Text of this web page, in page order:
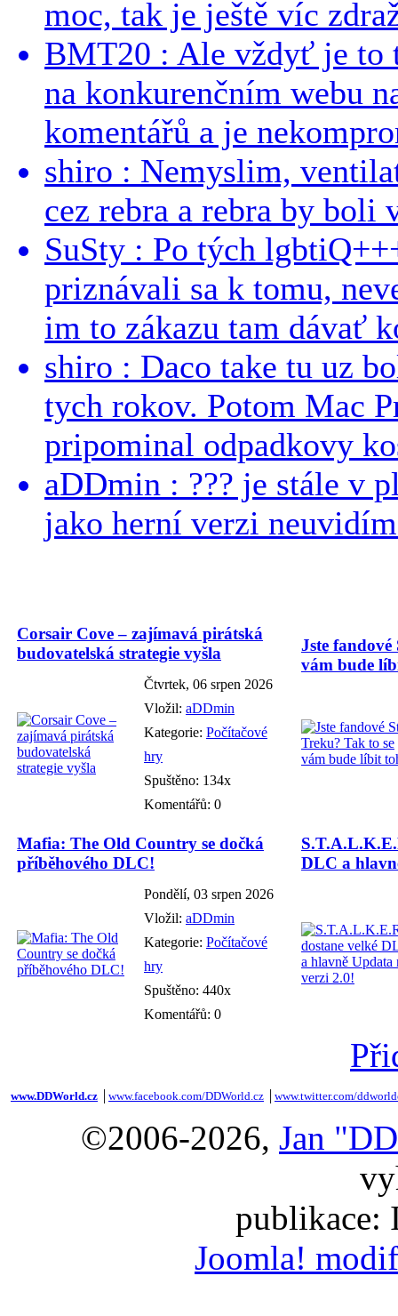
moc, tak je ještě víc
BMT20 : Ale vždyť je to
na konkurenčním webu
komentářů a je
shiro : Nemyslim,
cez rebra a rebra by boli
SuSty : Po tých
priznávali sa k tomu,
im to zákazu tam dávať
shiro : Daco take tu uz
tych rokov. Potom Mac
pripominal odpadkovy
aDDmin : ??? je stále v
jako herní verzi
Corsair Cove – zajímavá pirátská
budovatelská strategie vyšla
Čtvrtek, 06 srpen 2026
Vložil: aDDmin
Kategorie: Počítačové
hry
Spuštěno: 134x
Komentářů: 0
Jste
vám bude
Mafia: The Old Country se dočká
příběhového DLC!
Pondělí, 03 srpen 2026
Vložil: aDDmin
Kategorie: Počítačové
hry
Spuštěno: 440x
Komentářů: 0
DLC a
www.DDWorld.cz www.facebook.com/DDWorld.cz www.twitter.com/
©2006-2026, Jan
publikace:
Joomla!